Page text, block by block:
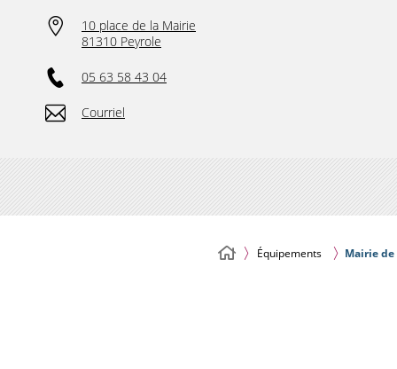
10 place de la Mairie
81310 Peyrole
05 63 58 43 04
Courriel
Équipements Mairie